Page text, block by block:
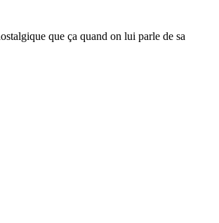
que ça quand on lui parle de sa